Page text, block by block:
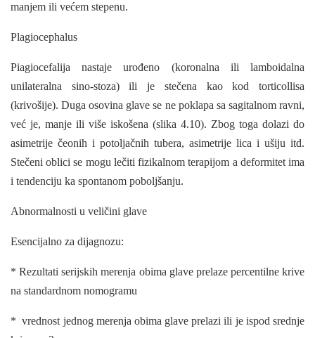
manjem ili većem stepenu.
Plagiocephalus
Piagiocefalija nastaje urođeno (koronalna ili lamboidalna
unilateralna sino-stoza) ili je stečena kao kod torticollisa
(krivošije). Duga osovina glave se ne poklapa sa sagitalnom ravni,
već je, manje ili više iskošena (slika 4.10). Zbog toga dolazi do
asimetrije čeonih i potoljačnih tubera, asimetrije lica i ušiju itd.
Stečeni oblici se mogu lečiti fizikalnom terapijom a deformitet ima
i tendenciju ka spontanom poboljšanju.
Abnormalnosti u veličini glave
Esencijalno za dijagnozu:
* Rezultati serijskih merenja obima glave prelaze percentilne krive
na stan­dardnom nomogramu
* vrednost jednog merenja obima glave prelazi ili je ispod srednje